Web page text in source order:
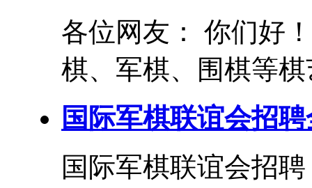
各位网友： 你们好
棋、军棋、围棋等
国际军棋联谊会招
国际军棋联谊会招